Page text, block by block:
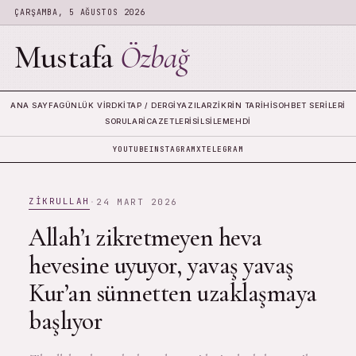
ÇARŞAMBA, 5 AĞUSTOS 2026
Mustafa Özbağ
ANA SAYFAGÜNLÜK VIRDKITAP / DERGIYAZILARZIKRIN TARIHISOHBET SERILERI
SORULARİCAZETLERISILSILEMEHDI
YOUTUBEINSTAGRAMXTELEGRAM
ZIKRULLAH · 24 MART 2026
Allah’ı zikretmeyen heva
hevesine uyuyor, yavaş yavaş
Kur’an sünnetten uzaklaşmaya
başlıyor